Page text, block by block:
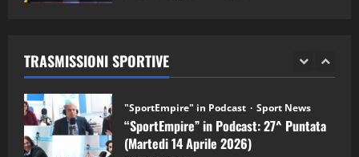
TRASMISSIONI SPORTIVE
3 21/04/2026
"SportEmpire" in Podcast Sport News
“SportEmpire” in Podcast: 27^ Puntata
(Martedi 14 Aprile 2026)